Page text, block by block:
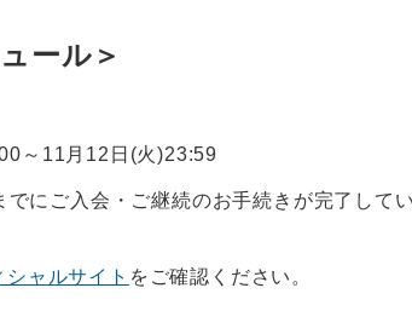
ール＞
～11月12日(火)23:59
にご入会・ご継続のお手続きが完了して
ャルサイト をご確認ください。